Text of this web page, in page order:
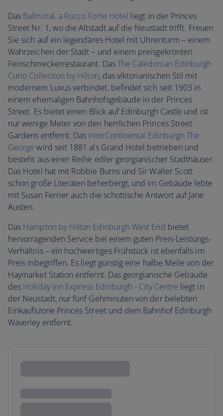
Das Balmoral, a Rocco Forte Hotel liegt in der Princes
Street Nr. 1, wo die Altstadt auf die Neustadt trifft. Freuen
Sie sich auf ein legendäres Hotel mit Uhrenturm – einem
Wahrzeichen der Stadt – und einem preisgekrönten
Feinschmeckerrestaurant. DasThe Caledonian Edinburgh
Curio Collection by Hilton, das viktorianischen Stil mit
modernem Luxus verbindet, befindet sich seit 1903 in
einem ehemaligen Bahnhofsgebäude in der Princes
Street. Es bietet einen Blick auf Edinburgh Castle und ist
nur wenige Meter von den herrlichen Princes Street
Gardens entfernt. Das InterContinental Edinburgh The
George wird seit 1881 als Grand Hotel betrieben und
besteht aus einer Reihe edler georgianischer Stadthäuser.
Das Hotel hat mit Robbie Burns und Sir Walter Scott
schon große Literaten beherbergt, und im Gebäude lebte
mit Susan Ferrier auch die schottische Antwort auf Jane
Austen.
Das Hampton by Hilton Edinburgh West End bietet
hervorragenden Service bei einem guten Preis-Leistungs-
Verhältnis – ein hochwertiges Frühstück ist ebenfalls im
Preis inbegriffen. Es liegt günstig eine halbe Meile von der
Haymarket Station entfernt. Das georgianische Gebäude
des Holiday Inn Express Edinburgh - City Centre liegt in
der Neustadt, nur fünf Gehminuten von der belebten
Einkaufszone Princes Street und dem Bahnhof Edinburgh
Waverley entfernt.